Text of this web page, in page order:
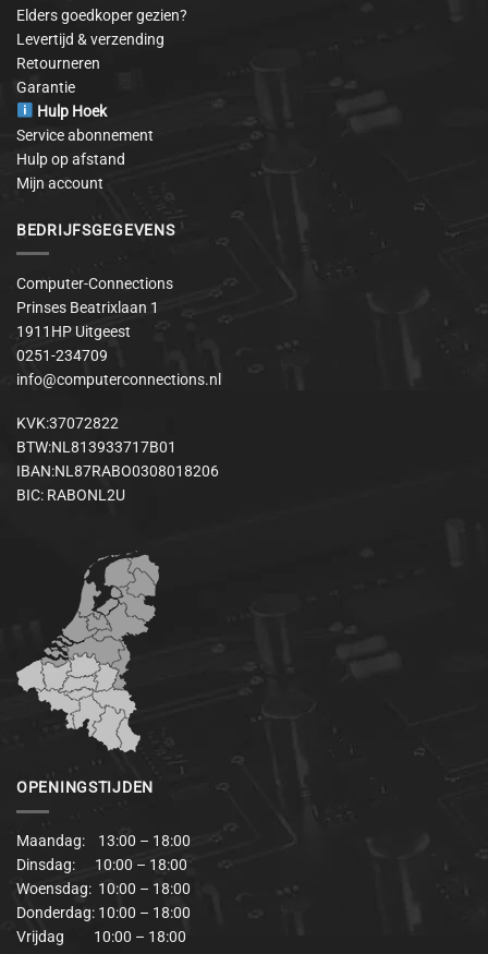
Elders goedkoper gezien?
Levertijd & verzending
Retourneren
Garantie
Hulp Hoek
Service abonnement
Hulp op afstand
Mijn account
BEDRIJFSGEGEVENS
Computer-Connections
Prinses Beatrixlaan 1
1911HP Uitgeest
0251-234709
info@computerconnections.nl
KVK:37072822
BTW:NL813933717B01
IBAN:NL87RABO0308018206
BIC: RABONL2U
OPENINGSTIJDEN
Maandag: 13:00 – 18:00
Dinsdag: 10:00 – 18:00
Woensdag: 10:00 – 18:00
Donderdag: 10:00 – 18:00
Vrijdag 10:00 – 18:00